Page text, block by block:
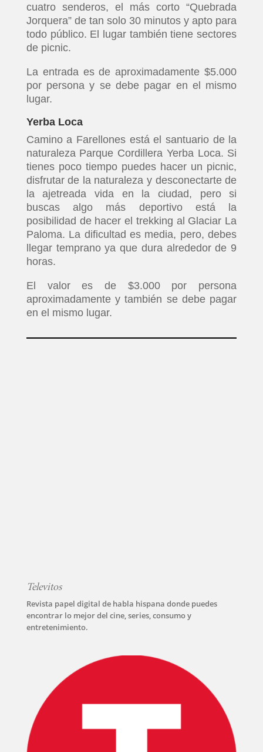
cuatro senderos, el más corto “Quebrada
Jorquera” de tan solo 30 minutos y apto para
todo público. El lugar también tiene sectores
de picnic.
La entrada es de aproximadamente $5.000
por persona y se debe pagar en el mismo
lugar.
Yerba Loca
Camino a Farellones está el santuario de la
naturaleza Parque Cordillera Yerba Loca. Si
tienes poco tiempo puedes hacer un picnic,
disfrutar de la naturaleza y desconectarte de
la ajetreada vida en la ciudad, pero si
buscas algo más deportivo está la
posibilidad de hacer el trekking al Glaciar La
Paloma. La dificultad es media, pero, debes
llegar temprano ya que dura alrededor de 9
horas.
El valor es de $3.000 por persona
aproximadamente y también se debe pagar
en el mismo lugar.
Televitos
Revista papel digital de habla hispana donde puedes
encontrar lo mejor del cine, series, consumo y
entretenimiento.